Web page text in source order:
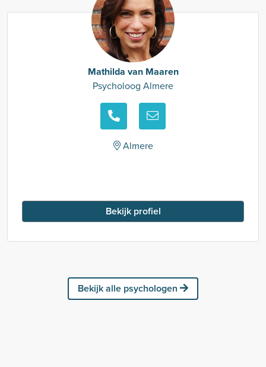
Mathilda van Maaren
Psycholoog Almere
Almere
Bekijk profiel
Bekijk alle psychologen